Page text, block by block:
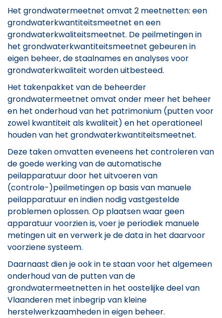
Het grondwatermeetnet omvat 2 meetnetten: een
grondwaterkwantiteitsmeetnet en een
grondwaterkwaliteitsmeetnet. De peilmetingen in
het grondwaterkwantiteitsmeetnet gebeuren in
eigen beheer, de staalnames en analyses voor
grondwaterkwaliteit worden uitbesteed.
Het takenpakket van de beheerder
grondwatermeetnet omvat onder meer het beheer
en het onderhoud van het patrimonium (putten voor
zowel kwantiteit als kwaliteit) en het operationeel
houden van het grondwaterkwantiteitsmeetnet.
Deze taken omvatten eveneens het controleren van
de goede werking van de automatische
peilapparatuur door het uitvoeren van
(controle-)peilmetingen op basis van manuele
peilapparatuur en indien nodig vastgestelde
problemen oplossen. Op plaatsen waar geen
apparatuur voorzien is, voer je periodiek manuele
metingen uit en verwerk je de data in het daarvoor
voorziene systeem.
Daarnaast dien je ook in te staan voor het algemeen
onderhoud van de putten van de
grondwatermeetnetten in het oostelijke deel van
Vlaanderen met inbegrip van kleine
herstelwerkzaamheden in eigen beheer.